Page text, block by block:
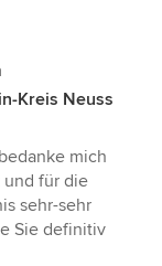
Kreis Neuss
mich
für die
sehr-sehr
Sie definitiv